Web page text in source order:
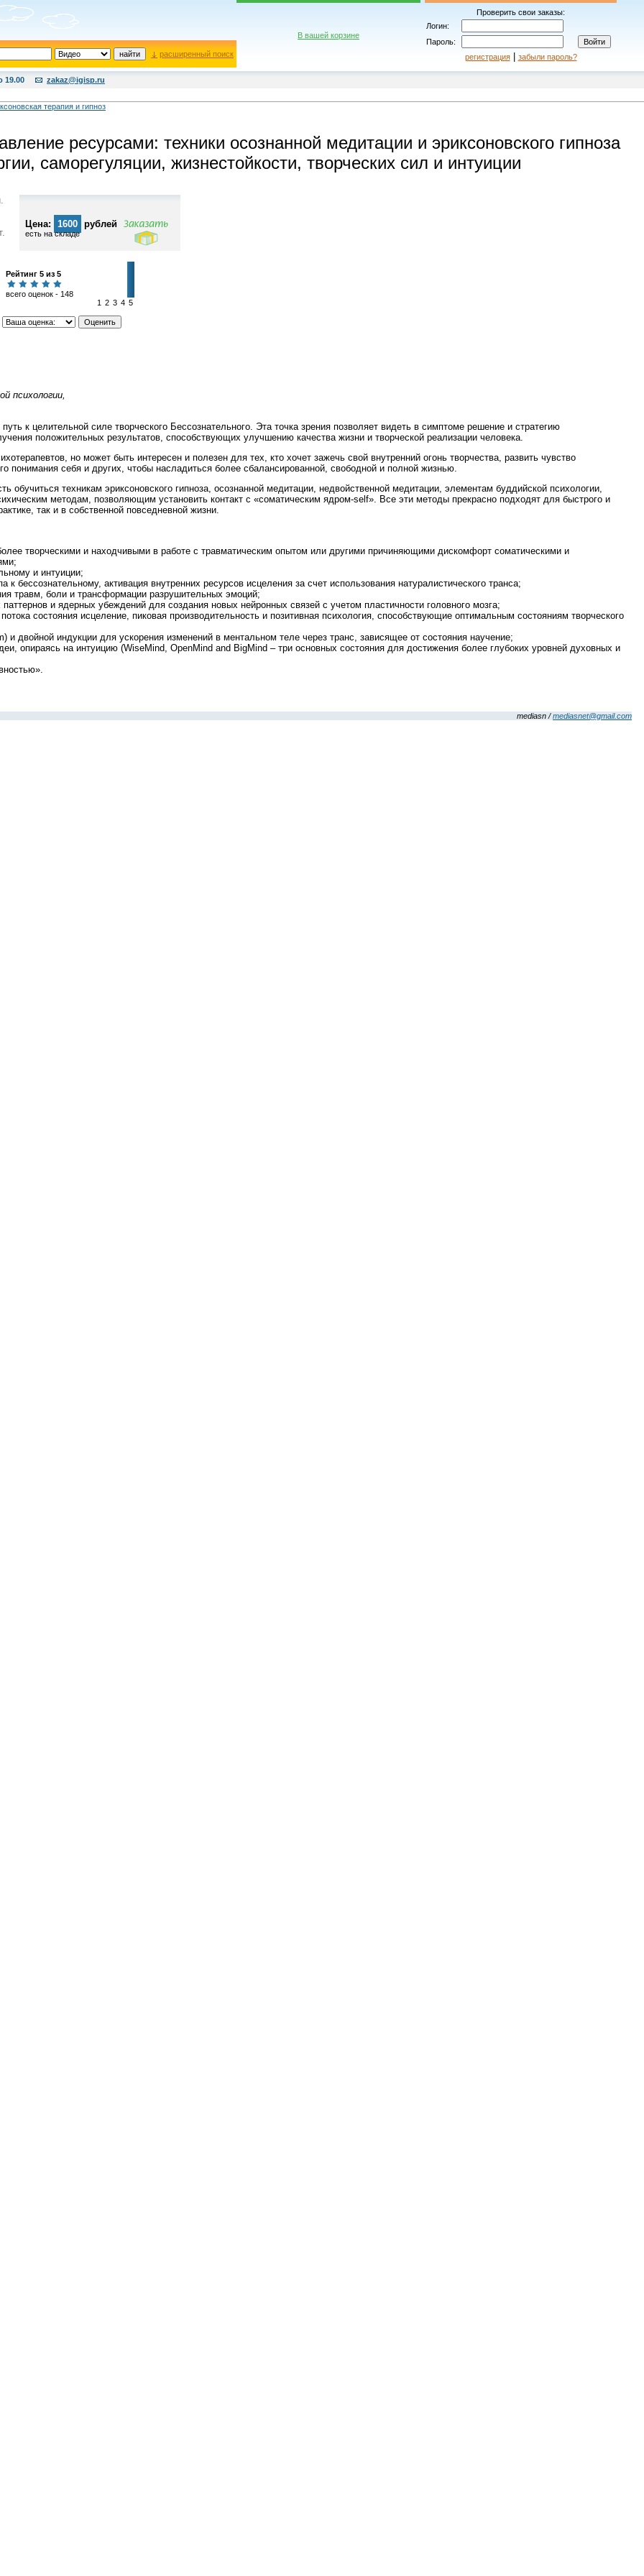
расширенный поиск
В вашей корзине
Проверить свои заказы:
Логин:
Пароль:
регистрация| забыли пароль?
19.00 zakaz@igisp.ru
терапия и гипноз
ресурсами: техники осознанной медитации и эриксоновского гипноза
саморегуляции, жизнестойкости, творческих сил и интуиции
Цена: 1600 рублей
есть на складе
Рейтинг 5 из 5
всего оценок - 148
1 2 3 4 5
психологии,
к целительной силе творческого Бессознательного. Эта точка зрения позволяет видеть в симптоме решение и стратегию
положительных результатов, способствующих улучшению качества жизни и творческой реализации человека.
но может быть интересен и полезен для тех, кто хочет зажечь свой внутренний огонь творчества, развить чувство
понимания себя и других, чтобы насладиться более сбалансированной, свободной и полной жизнью.
обучиться техникам эриксоновского гипноза, осознанной медитации, недвойственной медитации, элементам буддийской психологии,
методам, позволяющим установить контакт с «соматическим ядром-self». Все эти методы прекрасно подходят для быстрого и
так и в собственной повседневной жизни.
творческими и находчивыми в работе с травматическим опытом или другими причиняющими дискомфорт соматическими и
и интуиции;
бессознательному, активация внутренних ресурсов исцеления за счет использования натуралистического транса;
травм, боли и трансформации разрушительных эмоций;
и ядерных убеждений для создания новых нейронных связей с учетом пластичности головного мозга;
состояния исцеление, пиковая производительность и позитивная психология, способствующие оптимальным состояниям творческого
и двойной индукции для ускорения изменений в ментальном теле через транс, зависящее от состояния научение;
опираясь на интуицию (WiseMind, OpenMind and BigMind – три основных состояния для достижения более глубоких уровней духовных и
mediasn /mediasnet@gmail.com